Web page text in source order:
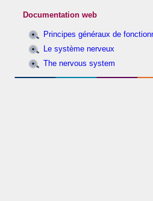
Documentation web
Principes généraux de
Le système nerveux
The nervous system